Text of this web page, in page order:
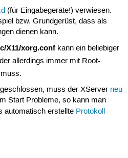
(für Eingabegeräte!) verwiesen.
bzw. Grundgerüst, dass als
dienen kann.
X11/xorg.confkann ein beliebiger
allerdings immer mit Root-
muss der XServer neu
Start Probleme, so kann man
automatisch erstellte Protokoll